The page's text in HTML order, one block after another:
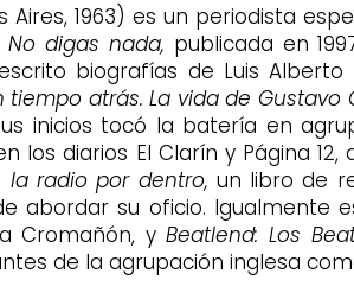
Aires, 1963) es un periodista
No digas nada, publicada en
biografías de Luis
tiempo atrás. La vida de Gustavo
inicios tocó la batería en
los diarios El Clarín y Página
la radio por dentro, un libro de
abordar su oficio. Igualmente
Cromañón, yBeatlend: Los
de la agrupación inglesa